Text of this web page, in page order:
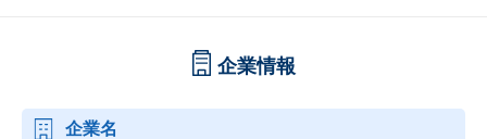
企業情報
企業名